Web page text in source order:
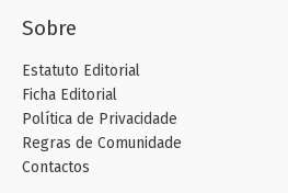
Sobre
Estatuto Editorial
Ficha Editorial
Política de Privacidade
Regras de Comunidade
Contactos